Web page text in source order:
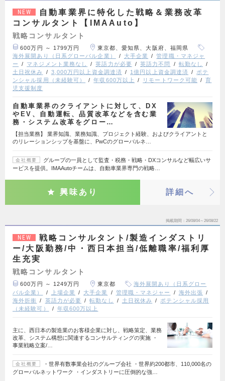
NEW
自動車業界に特化した戦略＆業務改革
コンサルタント【IMAAuto】
戦略コンサルタント
600万円 ～ 1799万円
東京都、愛知県、大阪府、福岡県
海外展開あり（日系グローバル企業）
大手企業
管理職・マネジャ
ー
マネジメント業務なし 英語力が必要 英語力不問
転勤なし
土日祝休み
3,000万円以上資金調達済 1億円以上資金調達済
ポテ
ンシャル採用（未経験可）
年収600万以上 リモートワーク可能
育
児支援制度
自動車業界のクライアントに対して、DX
やEV、自動運転、品質改革などを含む業
務・システム改革をグロー…
【担当業務】 業界知識、業務知識、プロジェクト経験、およびクライアントと
のリレーションシップを基盤に、PwCのグローバルネ…
会社概要
グループの一員として監査・税務・戦略・DXコンサルなど幅広いサ
ービスを提供。IMAAutoチームは、自動車業界専門の戦略…
興味あり 詳細へ
掲載期間 26/08/04～26/08/22
NEW
戦略コンサルタント/製造インダストリ
ー/大阪勤務/中・西日本担当/低離職率/福利厚
生充実
戦略コンサルタント
600万円 ～ 1249万円 東京都
海外展開あり（日系グロー
バル企業）
上場企業 大手企業 管理職・マネジャー
海外出張
海外折衝
英語力が必要 転勤なし 土日祝休み
ポテンシャル採用
（未経験可）
年収600万以上
主に、西日本の製造業のお客様企業に対し、戦略策定、業務
改革、システム構想に関連するコンサルティングの実施 ・
事業戦略立案/…
会社概要
・世界有数事業会社のグループ会社 ・世界約200都市、110,000名の
グローバルネットワーク ・インダストリーに圧倒的な強…